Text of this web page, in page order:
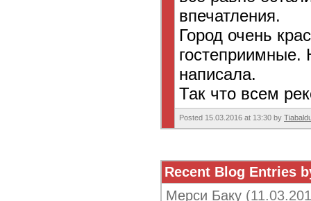
впечатления.
Город очень
гостеприимные.
написала.
Так что всем
Posted 15.03.2016 at 13:30 by
Recent Blog Entries
Мерси Баку